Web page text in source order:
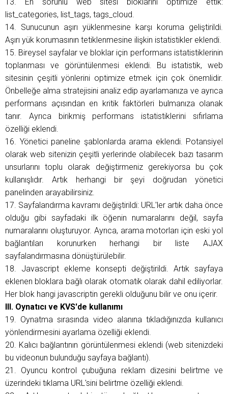
list_categories, list_tags, tags_cloud.
14. Sunucunun aşırı yüklenmesine karşı koruma geliştirildi.
Aşırı yük korumasının tetiklenmesine ilişkin istatistikler eklendi.
15. Bireysel sayfalar ve bloklar için performans istatistiklerinin
toplanması ve görüntülenmesi eklendi. Bu istatistik, web
sitesinin çeşitli yönlerini optimize etmek için çok önemlidir.
Önbelleğe alma stratejisini analiz edip ayarlamanıza ve ayrıca
performans açısından en kritik faktörleri bulmanıza olanak
tanır. Ayrıca birikmiş performans istatistiklerini sıfırlama
özelliği eklendi.
16. Yönetici paneline şablonlarda arama eklendi. Potansiyel
olarak web sitenizin çeşitli yerlerinde olabilecek bazı tasarım
unsurlarını toplu olarak değiştirmeniz gerekiyorsa bu çok
kullanışlıdır. Artık herhangi bir şeyi doğrudan yönetici
panelinden arayabilirsiniz.
17. Sayfalandırma kavramı değiştirildi: URL'ler artık daha önce
olduğu gibi sayfadaki ilk öğenin numaralarını değil, sayfa
numaralarını oluşturuyor. Ayrıca, arama motorları için eski yol
bağlantıları korunurken herhangi bir liste AJAX
sayfalandırmasına dönüştürülebilir.
18. Javascript ekleme konsepti değiştirildi. Artık sayfaya
eklenen bloklara bağlı olarak otomatik olarak dahil ediliyorlar.
Her blok hangi javascriptin gerekli olduğunu bilir ve onu içerir.
III. Oynatıcı ve KVS'de kullanımı
19. Oynatma sırasında video alanına tıkladığınızda kullanıcı
yönlendirmesini ayarlama özelliği eklendi.
20. Kalıcı bağlantının görüntülenmesi eklendi (web sitenizdeki
bu videonun bulunduğu sayfaya bağlantı).
21. Oyuncu kontrol çubuğuna reklam dizesini belirtme ve
üzerindeki tıklama URL'sini belirtme özelliği eklendi.